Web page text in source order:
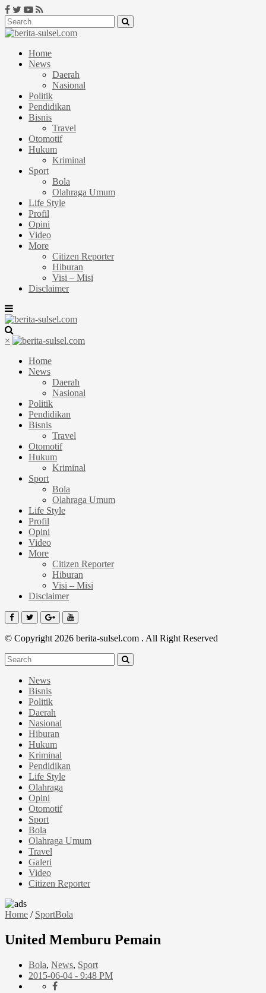
Home
News
Daerah
Nasional
Politik
Pendidikan
Bisnis
Travel
Otomotif
Hukum
Kriminal
Sport
Bola
Olahraga Umum
Life Style
Profil
Opini
Video
More
Citizen Reporter
Hiburan
Visi – Misi
Disclaimer
×
Home
News
Daerah
Nasional
Politik
Pendidikan
Bisnis
Travel
Otomotif
Hukum
Kriminal
Sport
Bola
Olahraga Umum
Life Style
Profil
Opini
Video
More
Citizen Reporter
Hiburan
Visi – Misi
Disclaimer
© Copyright 2026 berita-sulsel.com . All Right Reserved
News
Bisnis
Politik
Daerah
Nasional
Hiburan
Hukum
Kriminal
Pendidikan
Life Style
Olahraga
Opini
Otomotif
Sport
Bola
Olahraga Umum
Travel
Galeri
Video
Citizen Reporter
Home / SportBola
United Memburu Pemain
Bola, News, Sport
2015-06-04 - 9:48 PM